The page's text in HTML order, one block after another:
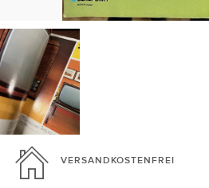
VERSANDKOSTENFREI